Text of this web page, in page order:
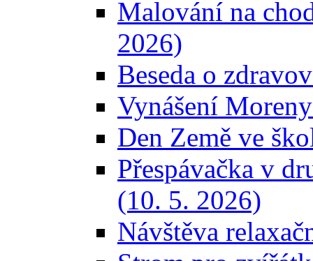
Malování na
2026)
Beseda o
Vynášení
Den Země ve
Přespávačka v
(10. 5. 2026)
Návštěva